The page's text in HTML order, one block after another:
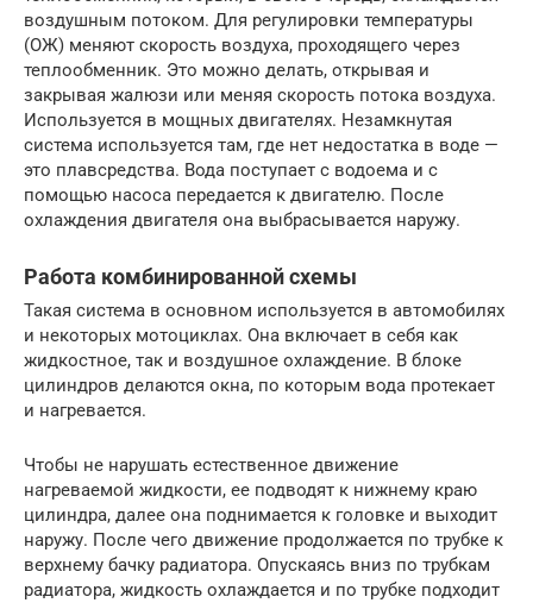
воздушным потоком. Для регулировки температуры
(ОЖ) меняют скорость воздуха, проходящего через
теплообменник. Это можно делать, открывая и
закрывая жалюзи или меняя скорость потока воздуха.
Используется в мощных двигателях. Незамкнутая
система используется там, где нет недостатка в воде —
это плавсредства. Вода поступает с водоема и с
помощью насоса передается к двигателю. После
охлаждения двигателя она выбрасывается наружу.
Работа комбинированной схемы
Такая система в основном используется в автомобилях
и некоторых мотоциклах. Она включает в себя как
жидкостное, так и воздушное охлаждение. В блоке
цилиндров делаются окна, по которым вода протекает
и нагревается.
Чтобы не нарушать естественное движение
нагреваемой жидкости, ее подводят к нижнему краю
цилиндра, далее она поднимается к головке и выходит
наружу. После чего движение продолжается по трубке к
верхнему бачку радиатора. Опускаясь вниз по трубкам
радиатора, жидкость охлаждается и по трубке подходит